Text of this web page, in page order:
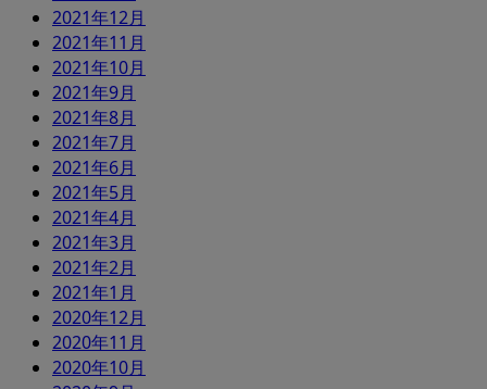
2021年12月
2021年11月
2021年10月
2021年9月
2021年8月
2021年7月
2021年6月
2021年5月
2021年4月
2021年3月
2021年2月
2021年1月
2020年12月
2020年11月
2020年10月